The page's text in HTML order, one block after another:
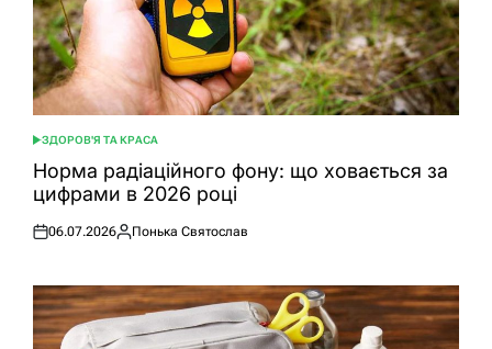
ОПУБЛІКУВАТИ
У
ЗДОРОВ'Я ТА КРАСА
Норма радіаційного фону: що ховається за
цифрами в 2026 році
Оприлюднено
06.07.2026
Опубліковано
Понька Святослав